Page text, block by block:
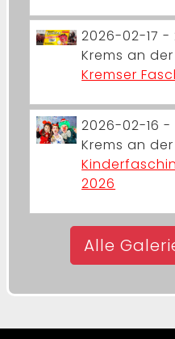
2026-02-17 -
Krems an
Kremser
2026-02-16 -
Krems an
2026
Alle